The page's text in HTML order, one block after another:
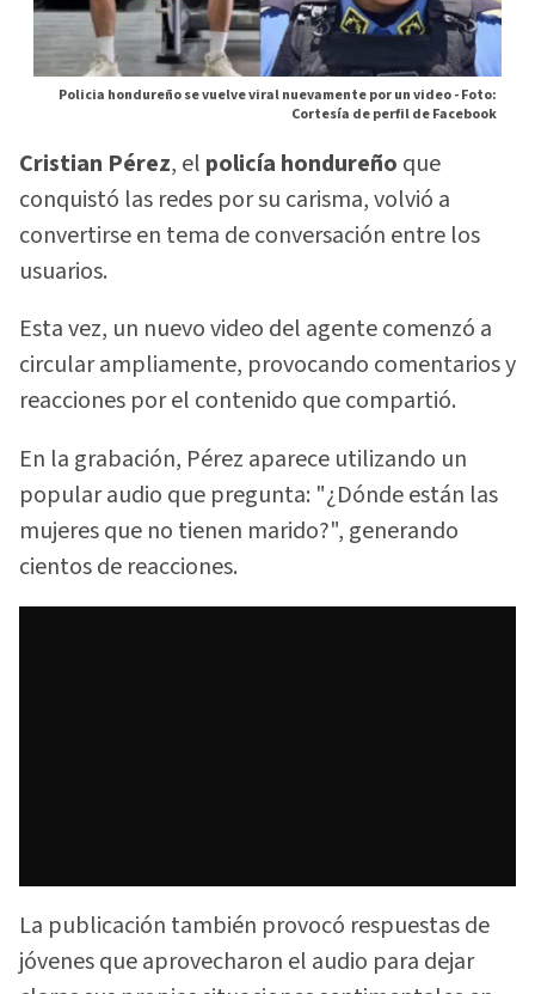
Policia hondureño se vuelve viral nuevamente por un video -Foto:
Cortesía de perfil de Facebook
Cristian Pérez, el policía hondureño que
conquistó las redes por su carisma, volvió a
convertirse en tema de conversación entre los
usuarios.
Esta vez, un nuevo video del agente comenzó a
circular ampliamente, provocando comentarios y
reacciones por el contenido que compartió.
En la grabación, Pérez aparece utilizando un
popular audio que pregunta: "¿Dónde están las
mujeres que no tienen marido?", generando
cientos de reacciones.
La publicación también provocó respuestas de
jóvenes que aprovecharon el audio para dejar